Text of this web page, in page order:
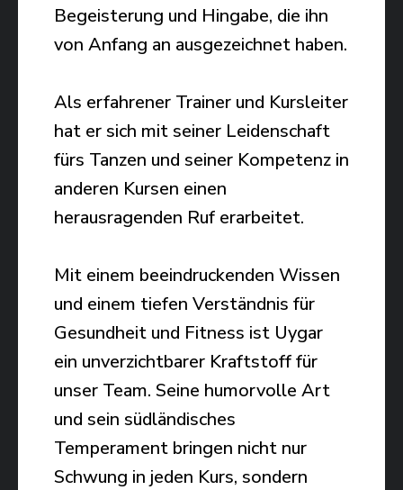
Begeisterung und Hingabe, die ihn
von Anfang an ausgezeichnet haben.
Als erfahrener Trainer und Kursleiter
hat er sich mit seiner Leidenschaft
fürs Tanzen und seiner Kompetenz in
anderen Kursen einen
herausragenden Ruf erarbeitet.
Mit einem beeindruckenden Wissen
und einem tiefen Verständnis für
Gesundheit und Fitness ist Uygar
ein unverzichtbarer Kraftstoff für
unser Team. Seine humorvolle Art
und sein südländisches
Temperament bringen nicht nur
Schwung in jeden Kurs, sondern